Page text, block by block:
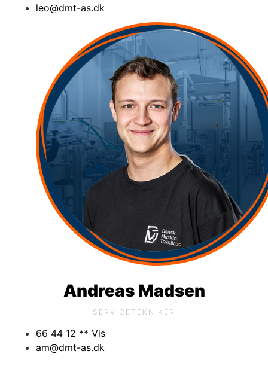
leo@dmt-as.dk
Andreas Madsen
SERVICETEKNIKER
66 44 12 ** Vis
am@dmt-as.dk